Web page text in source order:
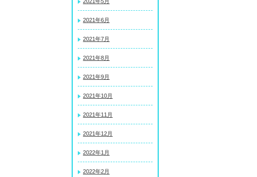
2021年6月
2021年7月
2021年8月
2021年9月
2021年10月
2021年11月
2021年12月
2022年1月
2022年2月